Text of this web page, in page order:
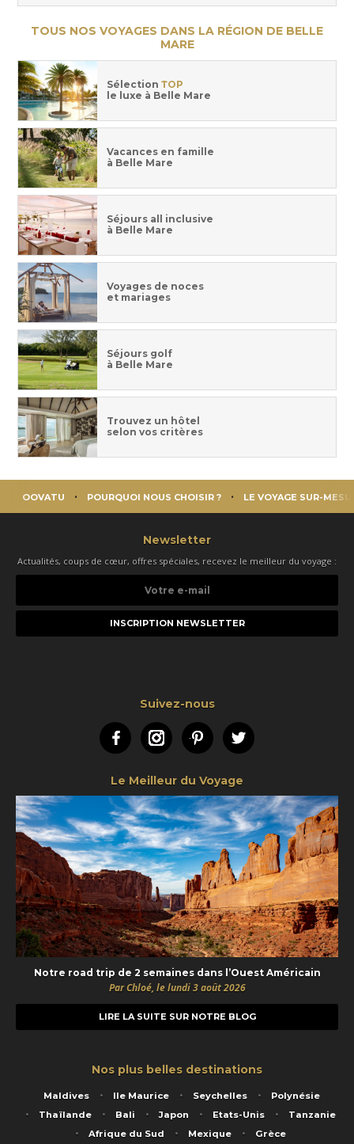
TOUS NOS VOYAGES DANS LA RÉGION DE BELLE
MARE
Sélection TOP
le luxe à Belle Mare
Vacances en famille
à Belle Mare
Séjours all inclusive
à Belle Mare
Voyages de noces
et mariages
Séjours golf
à Belle Mare
Trouvez un hôtel
selon vos critères
OOVATU POURQUOI NOUS CHOISIR ? LE VOYAGE SUR-
Newsletter
Actualités, coups de cœur, offres spéciales, recevez le meilleur du voyage :
e-
Suivez-nous
FacebookInstagramPinterestTwitter
Le Meilleur du Voyage
Notre road trip de 2 semaines dans l’Ouest Américain
Par Chloé, le lundi 3 août 2026
LIRE LA SUITE SUR NOTRE BLOG
Nos plus belles destinations
Maldives Ile Maurice Seychelles
Polynésie
Thaïlande
Bali Japon Etats-Unis
Tanzanie
Afrique du Sud
Mexique Grèce